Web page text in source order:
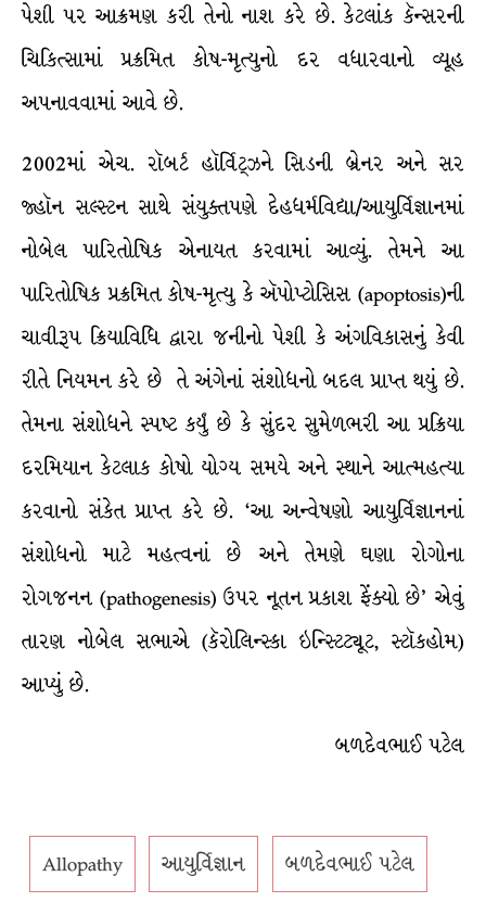
પેશી પર આક્રમણ કરી તેનો નાશ કરે છે. કેટલાંક કૅન્સરની
ચિકિત્સામાં પ્રક્રમિત કોષ-મૃત્યુનો દર વધારવાનો વ્યૂહ
અપનાવવામાં આવે છે.
2002માં એચ. રૉબર્ટ હૉર્વિટ્ઝને સિડની બ્રેનર અને સર
જ્હૉન સલ્સ્ટન સાથે સંયુક્તપણે દેહધર્મવિદ્યા/આયુર્વિજ્ઞાનમાં
નોબેલ પારિતોષિક એનાયત કરવામાં આવ્યું. તેમને આ
પારિતોષિક પ્રક્રમિત કોષ-મૃત્યુ કે ઍપોપ્ટોસિસ (apoptosis)ની
ચાવીરૂપ ક્રિયાવિધિ દ્વારા જનીનો પેશી કે અંગવિકાસનું કેવી
રીતે નિયમન કરે છે તે અંગેનાં સંશોધનો બદલ પ્રાપ્ત થયું છે.
તેમના સંશોધને સ્પષ્ટ કર્યું છે કે સુંદર સુમેળભરી આ પ્રક્રિયા
દરમિયાન કેટલાક કોષો યોગ્ય સમયે અને સ્થાને આત્મહત્યા
કરવાનો સંકેત પ્રાપ્ત કરે છે. ‘આ અન્વેષણો આયુર્વિજ્ઞાનનાં
સંશોધનો માટે મહત્વનાં છે અને તેમણે ઘણા રોગોના
રોગજનન (pathogenesis) ઉપર નૂતન પ્રકાશ ફેંક્યો છે’ એવું
તારણ નોબેલ સભાએ (કૅરોલિન્સ્કા ઇન્સ્ટિટ્યૂટ, સ્ટૉકહોમ)
આપ્યું છે.
બળદેવભાઈ પટેલ
Allopathy આયુર્વિજ્ઞાન બળદેવભાઈ પટેલ